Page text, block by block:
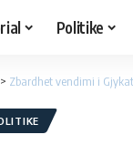
Politike
> Zbardhet vendimi i